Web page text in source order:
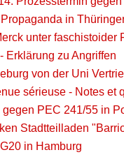
in
unter faschistoider
Erklärung zu Angriffen
von der Uni
sérieuse - Notes
PEC 241/55 in
Stadtteilladen
in Hamburg